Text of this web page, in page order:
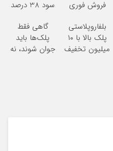
فروش فوری
مکانیک
سود 38 درصد
بلفاروپلاستی
پلک بالا با ۱۰
میلیون تخفیف
گاهی فقط
پلک‌ها باید
جوان شوند، نه